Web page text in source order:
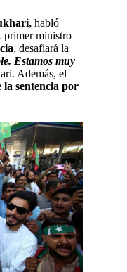
habló
primer ministro
, desafiará la
Estamos muy
Además, el
la sentencia por